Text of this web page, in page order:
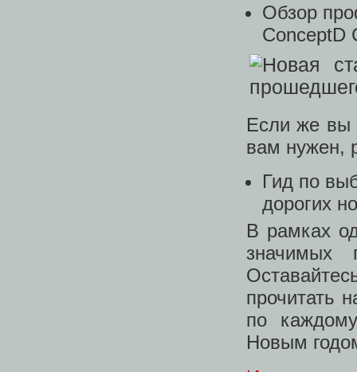
Обзор
ConceptD
Если же вы
вам нужен,
Гид по
дорогих
В рамках
значимых
прочитать
по
Новым